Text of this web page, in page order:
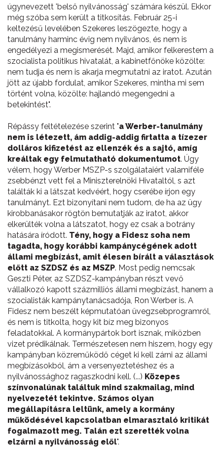
úgynevezett 'belső nyilvánosság' számára készül. Ekkor
még szóba sem került a titkosítás. Február 25-i
keltezésű levelében Szekeres leszögezte, hogy a
tanulmány harminc évig nem nyilvános, és nem is
engedélyezi a megismerését. Majd, amikor felkerestem a
szocialista politikus hivatalát, a kabinetfőnöke közölte:
nem tudja és nem is akarja megmutatni az iratot. Azután
jött az újabb fordulat, amikor Szekeres, mintha mi sem
történt volna, közölte: hajlandó megengedni a
betekintést".
Répássy feltételezése szerint "a Werber-tanulmány
nem is létezett, ám addig-addig firtatta a tízezer
dolláros kifizetést az ellenzék és a sajtó, amíg
kreáltak egy felmutatható dokumentumot. Úgy
vélem, hogy Werber MSZP-s szolgálataiért valamiféle
zsebbénzt vett fel a Miniszterelnöki Hivataltól, s azt
találták ki a látszat kedvéért, hogy cserébe írjon egy
tanulmányt. Ezt bizonyítani nem tudom, de ha az ügy
kirobbanásakor rögtön bemutatják az iratot, akkor
elkerülték volna a látszatot, hogy ez csak a botrány
hatására íródott. Tény, hogy a Fidesz soha nem
tagadta, hogy korábbi kampánycégének adott
állami megbízást, amit élesen bírált a választások
előtt az SZDSZ és az MSZP. Most pedig nemcsak
Geszti Péter, az SZDSZ-kampányban részt vevő
vállalkozó kapott százmilliós állami megbízást, hanem a
szocialisták kampánytanácsadója, Ron Werber is. A
Fidesz nem beszélt képmutatóan üvegzsebprogramról,
és nem is titkolta, hogy kit bíz meg bizonyos
feladatokkal. A kormánypártok bort isznak, miközben
vizet prédikálnak. Természetesen nem hiszem, hogy egy
kampányban közreműködő céget ki kell zárni az állami
megbízásokból, ám a versenyeztetéshez és a
nyilvánossághoz ragaszkodni kell. (...) Közepes
színvonalúnak találtuk mind szakmailag, mind
nyelvezetét tekintve. Számos olyan
megállapításra leltünk, amely a kormány
működésével kapcsolatban elmarasztaló kritikát
fogalmazott meg. Talán ezt szerették volna
elzárni a nyilvánosság elől".